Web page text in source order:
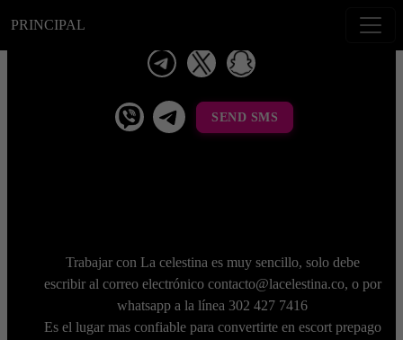
PRINCIPAL
telegram
viber Telegram La Celestina
SEND SMS
Trabajar con La celestina es muy sencillo, solo debe
escribir al correo electrónico contacto@lacelestina.co, o por
whatsapp a la línea 302 427 7416
Es el lugar mas confiable para convertirte en escort prepago